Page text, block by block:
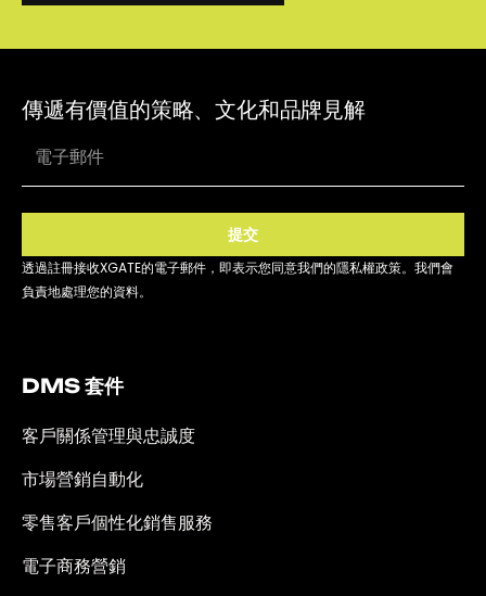
傳遞有價值的策略、文化和品牌見解
提交
透過註冊接收XGATE的電子郵件，即表示您同意我們的隱私權政策。我們會
負責地處理您的資料。
DMS 套件
客戶關係管理與忠誠度
市場營銷自動化
零售客戶個性化銷售服務
電子商務營銷